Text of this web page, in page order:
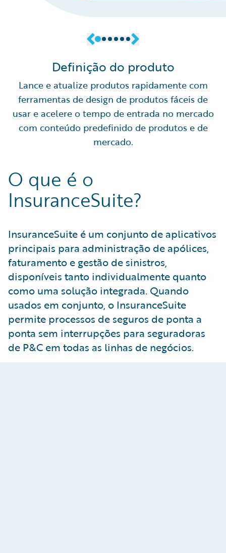
Definição do produto
Lance e atualize produtos rapidamente com
ferramentas de design de produtos fáceis de
usar e acelere o tempo de entrada no mercado
com conteúdo predefinido de produtos e de
mercado.
O que é o
InsuranceSuite?
InsuranceSuite é um conjunto de aplicativos
principais para administração de apólices,
faturamento e gestão de sinistros,
disponíveis tanto individualmente quanto
como uma solução integrada. Quando
usados em conjunto, o InsuranceSuite
permite processos de seguros de ponta a
ponta sem interrupções para seguradoras
de P&C em todas as linhas de negócios.